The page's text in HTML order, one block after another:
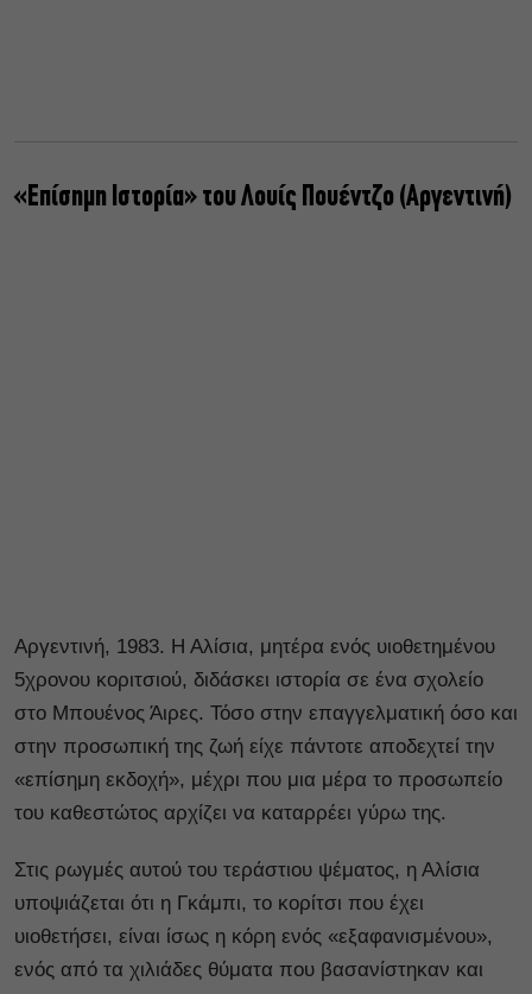
«Επίσημη Ιστορία» του Λουίς Πουέντζο (Αργεντινή)
Αργεντινή, 1983. Η Αλίσια, μητέρα ενός υιοθετημένου
5χρονου κοριτσιού, διδάσκει ιστορία σε ένα σχολείο
στο Μπουένος Άιρες. Τόσο στην επαγγελματική όσο και
στην προσωπική της ζωή είχε πάντοτε αποδεχτεί την
«επίσημη εκδοχή», μέχρι που μια μέρα το προσωπείο
του καθεστώτος αρχίζει να καταρρέει γύρω της.
Στις ρωγμές αυτού του τεράστιου ψέματος, η Αλίσια
υποψιάζεται ότι η Γκάμπι, το κορίτσι που έχει
υιοθετήσει, είναι ίσως η κόρη ενός «εξαφανισμένου»,
ενός από τα χιλιάδες θύματα που βασανίστηκαν και